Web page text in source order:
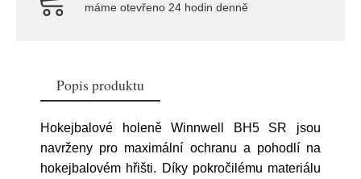
máme otevřeno 24 hodin denně
Popis produktu
Hokejbalové holeně Winnwell BH5 SR jsou
navrženy pro maximální ochranu a pohodlí na
hokejbalovém hřišti. Díky pokročilému materiálu